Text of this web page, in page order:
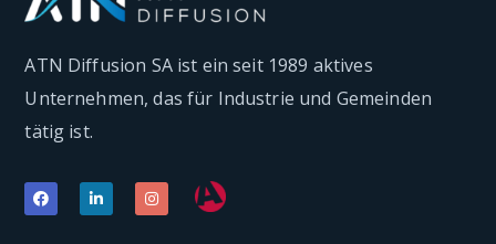
ATN Diffusion SA ist ein seit 1989 aktives
Unternehmen, das für Industrie und Gemeinden
tätig ist.